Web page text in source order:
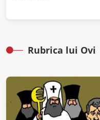
Rubrica lui Ovi